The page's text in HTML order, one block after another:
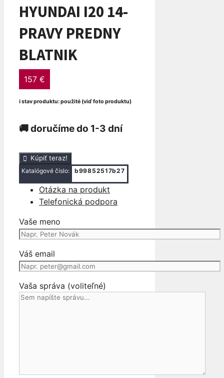
HYUNDAI I20 14-
PRAVY PREDNY
BLATNIK
157 €
ℹ stav produktu: použité (viď foto produktu)
🚚 doručíme do 1-3 dní
množstvo
HYUNDAI
I20
PRAVY
PREDNY
BLATNIK
Kúpiť teraz!
Katalógové číslo: b99852517b27
Otázka na produkt
Telefonická podpora
Vaše meno
Váš email
Vaša správa (voliteľné)